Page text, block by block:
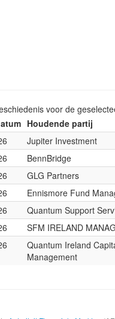
voor de
Houdende partij
Jupiter Investment
BennBridge
GLG Partners
Ennismore Fund
Quantum Support
SFM IRELAND
Quantum Ireland
Management